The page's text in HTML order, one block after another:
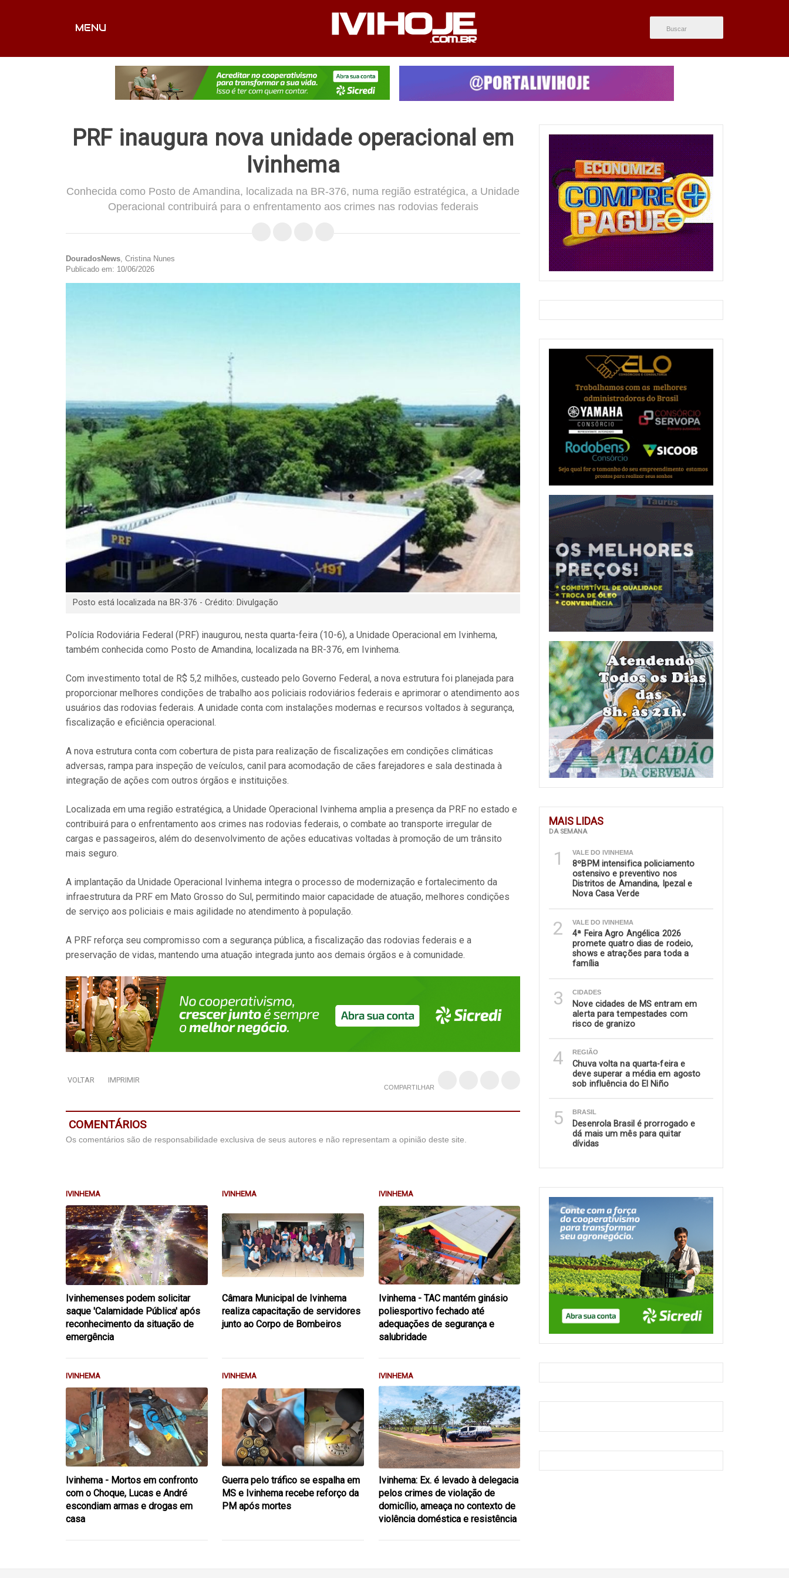
MENU
FALE CONOSCO
PRF inaugura nova unidade operacional em
Ivinhema
Conhecida como Posto de Amandina, localizada na BR-376, numa região estratégica, a Unidade
Operacional contribuirá para o enfrentamento aos crimes nas rodovias federais
MAIS LIDAS
DA SEMANA
1 VALE DO IVINHEMA
8ºBPM intensifica policiamento
ostensivo e preventivo nos
Distritos de Amandina, Ipezal e
Nova Casa Verde
2 VALE DO IVINHEMA
4ª Feira Agro Angélica 2026
promete quatro dias de rodeio,
shows e atrações para toda a
família
3 CIDADES
Nove cidades de MS entram em
alerta para tempestades com
risco de granizo
4 REGIÃO
Chuva volta na quarta-feira e
deve superar a média em agosto
sob influência do El Niño
5 BRASIL
Desenrola Brasil é prorrogado e
dá mais um mês para quitar
dívidas
DouradosNews, Cristina Nunes
Publicado em: 10/06/2026
Posto está localizada na BR-376 - Crédito: Divulgação
Polícia Rodoviária Federal (PRF) inaugurou, nesta quarta-feira (10-6), a Unidade Operacional em Ivinhema,
também conhecida como Posto de Amandina, localizada na BR-376, em Ivinhema.
Com investimento total de R$ 5,2 milhões, custeado pelo Governo Federal, a nova estrutura foi planejada para
proporcionar melhores condições de trabalho aos policiais rodoviários federais e aprimorar o atendimento aos
usuários das rodovias federais. A unidade conta com instalações modernas e recursos voltados à segurança,
fiscalização e eficiência operacional.
A nova estrutura conta com cobertura de pista para realização de fiscalizações em condições climáticas
adversas, rampa para inspeção de veículos, canil para acomodação de cães farejadores e sala destinada à
integração de ações com outros órgãos e instituições.
Localizada em uma região estratégica, a Unidade Operacional Ivinhema amplia a presença da PRF no estado e
contribuirá para o enfrentamento aos crimes nas rodovias federais, o combate ao transporte irregular de
cargas e passageiros, além do desenvolvimento de ações educativas voltadas à promoção de um trânsito
mais seguro.
A implantação da Unidade Operacional Ivinhema integra o processo de modernização e fortalecimento da
infraestrutura da PRF em Mato Grosso do Sul, permitindo maior capacidade de atuação, melhores condições
de serviço aos policiais e mais agilidade no atendimento à população.
A PRF reforça seu compromisso com a segurança pública, a fiscalização das rodovias federais e a
preservação de vidas, mantendo uma atuação integrada junto aos demais órgãos e à comunidade.
VOLTAR IMPRIMIR
COMPARTILHAR
COMENTÁRIOS
Os comentários são de responsabilidade exclusiva de seus autores e não representam a opinião deste site.
IVINHEMA
Ivinhemenses podem solicitar
saque 'Calamidade Pública' após
reconhecimento da situação de
emergência
IVINHEMA
Câmara Municipal de Ivinhema
realiza capacitação de servidores
junto ao Corpo de Bombeiros
IVINHEMA
Ivinhema - TAC mantém ginásio
poliesportivo fechado até
adequações de segurança e
salubridade
IVINHEMA
Ivinhema - Mortos em confronto
com o Choque, Lucas e André
escondiam armas e drogas em
casa
IVINHEMA
Guerra pelo tráfico se espalha em
MS e Ivinhema recebe reforço da
PM após mortes
IVINHEMA
Ivinhema: Ex. é levado à delegacia
pelos crimes de violação de
domicílio, ameaça no contexto de
violência doméstica e resistência